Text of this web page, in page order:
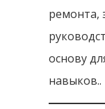
ремонта,
основу
навыков..